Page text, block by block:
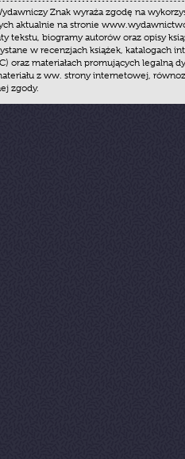
Znak wyraża zgodę na
aktualnie na stronie
tekstu, biogramy autorów oraz opisy
w recenzjach książek, katalogach
oraz materiałach promujących legalną
z ww. strony internetowej,
zgody.